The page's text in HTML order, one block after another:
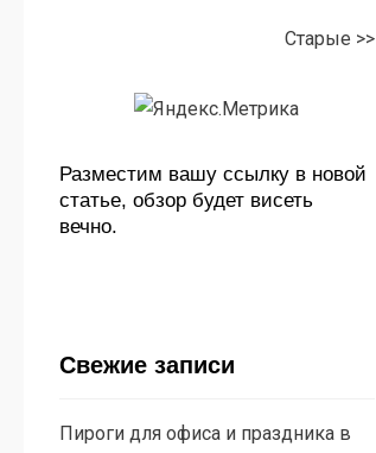
Старые >>
Разместим вашу ссылку в новой
статье, обзор будет висеть
вечно.
Свежие записи
Пироги для офиса и праздника в